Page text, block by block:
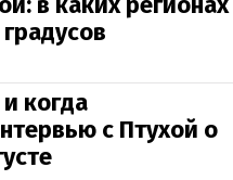
когда
с Птухой о